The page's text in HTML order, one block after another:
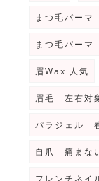
まつ毛パー
まつ毛パー
眉Wax 人気
眉毛 左右対
パラジェル
自爪 痛まな
フレンチネイ